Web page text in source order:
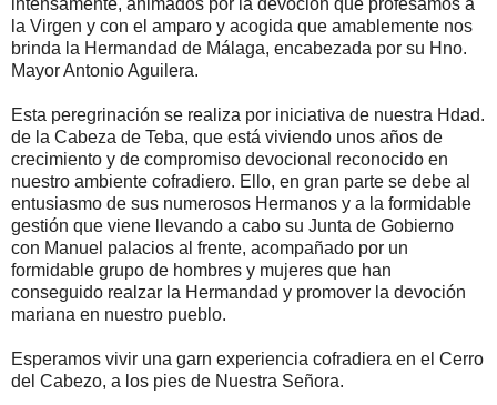
la Virgen y con el amparo y acogida que amablemente nos
brinda la Hermandad de Málaga, encabezada por su Hno.
Mayor Antonio Aguilera.
Esta peregrinación se realiza por iniciativa de nuestra Hdad.
de la Cabeza de Teba, que está viviendo unos años de
crecimiento y de compromiso devocional reconocido en
nuestro ambiente cofradiero. Ello, en gran parte se debe al
entusiasmo de sus numerosos Hermanos y a la formidable
gestión que viene llevando a cabo su Junta de Gobierno
con Manuel palacios al frente, acompañado por un
formidable grupo de hombres y mujeres que han
conseguido realzar la Hermandad y promover la devoción
mariana en nuestro pueblo.
Esperamos vivir una garn experiencia cofradiera en el Cerro
del Cabezo, a los pies de Nuestra Señora.